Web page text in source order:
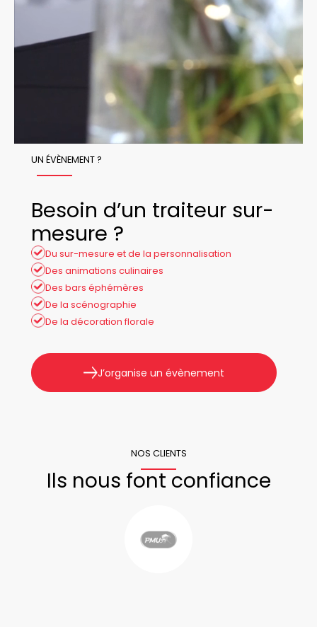
UN ÉVÈNEMENT ?
Besoin d’un traiteur sur-
mesure ?
Du sur-mesure et de la personnalisation
Des animations culinaires
Des bars éphémères
De la scénographie
De la décoration florale
J’organise un évènement
NOS CLIENTS
Ils nous font confiance